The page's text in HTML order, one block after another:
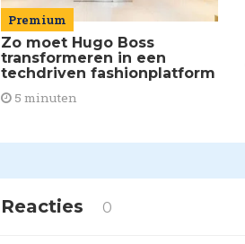
Premium
Zo moet Hugo Boss
transformeren in een
techdriven fashionplatform
5 minuten
Reacties 0